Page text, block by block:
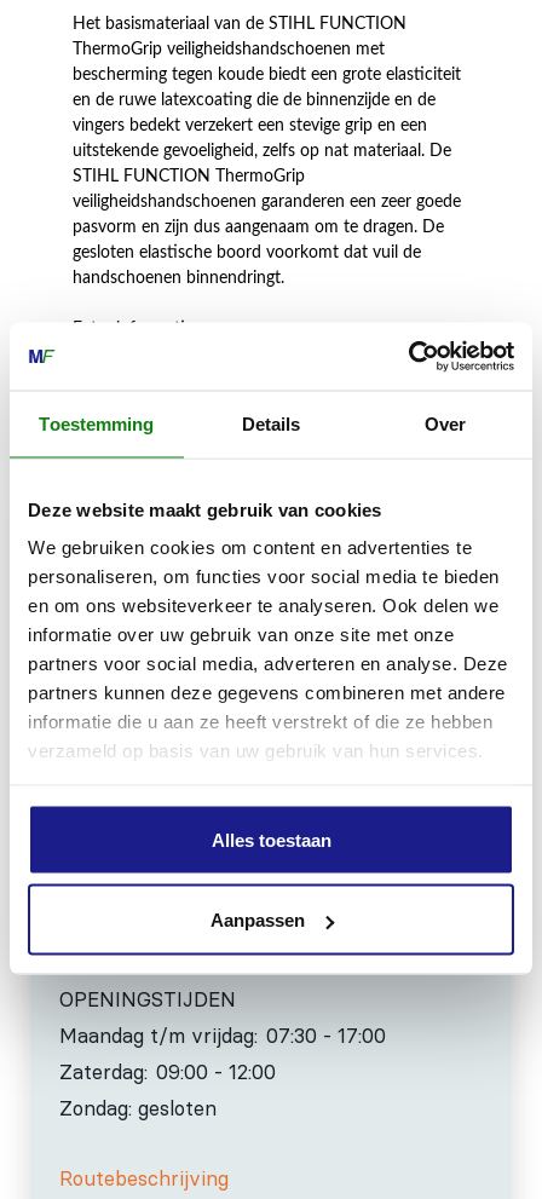
Toestemming Details Over
Deze website maakt gebruik van cookies
We gebruiken cookies om content en advertenties te
personaliseren, om functies voor social media te bieden
en om ons websiteverkeer te analyseren. Ook delen we
informatie over uw gebruik van onze site met onze
partners voor social media, adverteren en analyse. Deze
partners kunnen deze gegevens combineren met andere
informatie die u aan ze heeft verstrekt of die ze hebben
verzameld op basis van uw gebruik van hun services.
Alles toestaan
Aanpassen
Het basismateriaal van de STIHL FUNCTION
ThermoGrip veiligheidshandschoenen met
bescherming tegen koude biedt een grote elasticiteit
en de ruwe latexcoating die de binnenzijde en de
vingers bedekt verzekert een stevige grip en een
uitstekende gevoeligheid, zelfs op nat materiaal. De
STIHL FUNCTION ThermoGrip
veiligheidshandschoenen garanderen een zeer goede
pasvorm en zijn dus aangenaam om te dragen. De
gesloten elastische boord voorkomt dat vuil de
handschoenen binnendringt.
Extra informatie:
MECHANISATIE FRANEKER
Kiehoek 26
8801 RD Franeker
0517-396800
OPENINGSTIJDEN
Maandag t/m vrijdag: 07:30 - 17:00
Zaterdag: 09:00 - 12:00
Zondag: gesloten
Routebeschrijving